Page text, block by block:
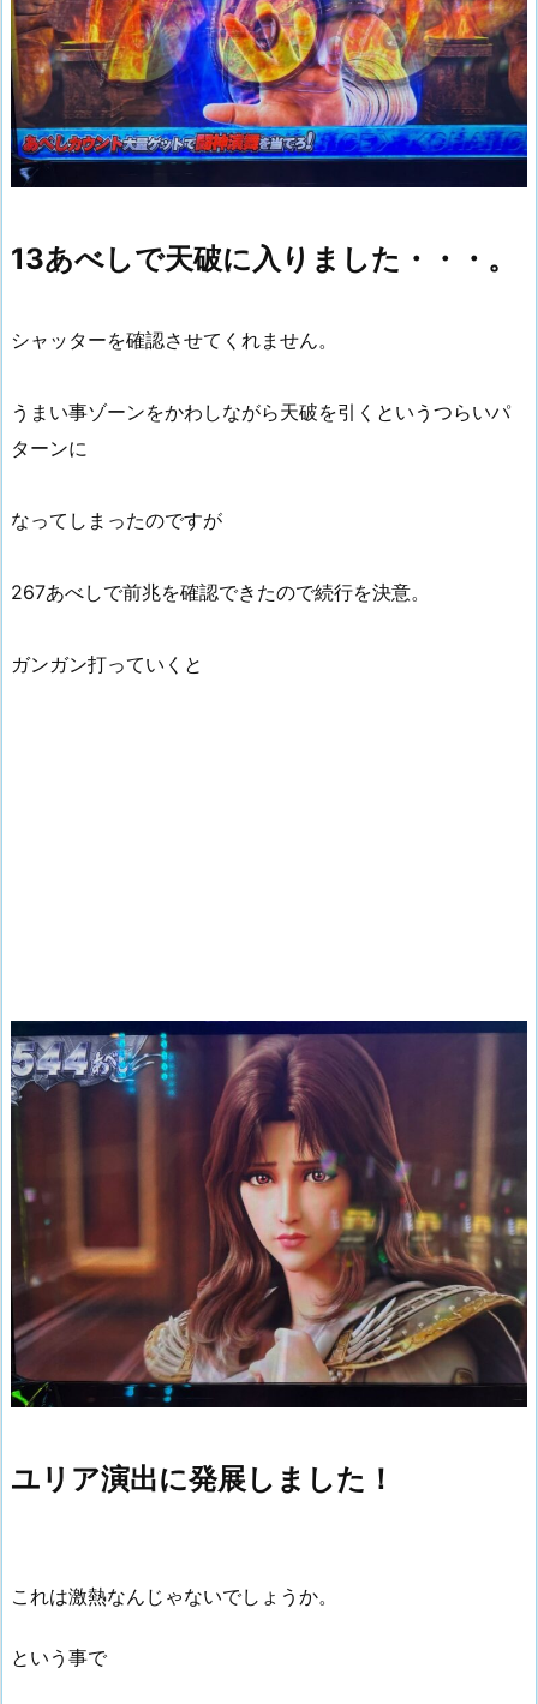
13あべしで天破に入りました・・・。
シャッターを確認させてくれません。
うまい事ゾーンをかわしながら天破を引くというつらいパ
ターンに
なってしまったのですが
267あべしで前兆を確認できたので続行を決意。
ガンガン打っていくと
ユリア演出に発展しました！
これは激熱なんじゃないでしょうか。
という事で